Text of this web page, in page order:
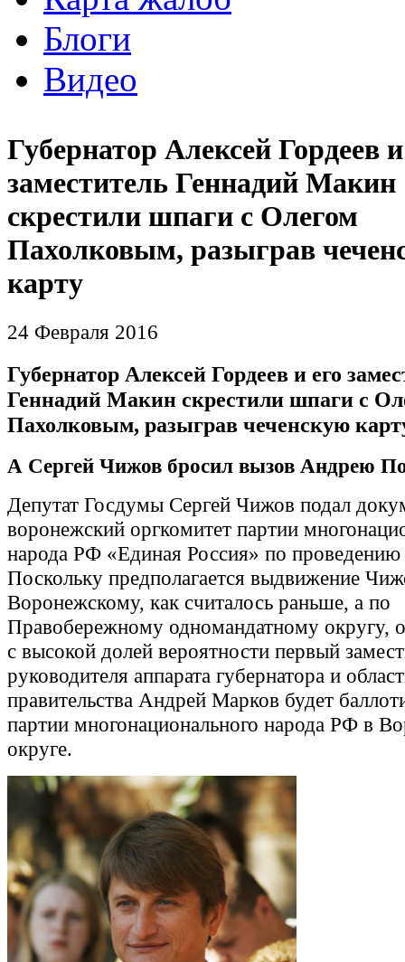
Блоги
Видео
Губернатор Алексей Гордеев
заместитель Геннадий Макин
скрестили шпаги с Олегом
Пахолковым, разыграв
карту
24 Февраля 2016
Губернатор Алексей Гордеев и его
Геннадий Макин скрестили шпаги с
Пахолковым, разыграв чеченскую
А Сергей Чижов бросил вызов Андрею
Депутат Госдумы Сергей Чижов подал
воронежский оргкомитет партии
народа РФ «Единая Россия» по проведению
Поскольку предполагается выдвижение
Воронежскому, как считалось раньше, а по
Правобережному одномандатному округу,
с высокой долей вероятности первый
руководителя аппарата губернатора и
правительства Андрей Марков будет
партии многонационального народа РФ в
округе.